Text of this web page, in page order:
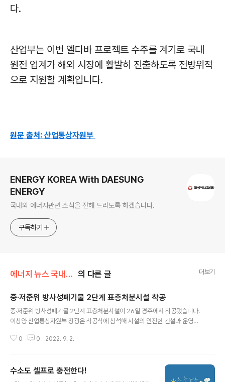
다.
산업부는 이번 엘다바 프로젝트 수주를 계기로 국내
원전 업계가 해외 시장에 활발히 진출하도록 전방위적
으로 지원할 계획입니다.
원문 출처: 산업통상자원부
ENERGY KOREA With DAESUNG
ENERGY
국내외 에너지관련 소식을 전해 드리도록 하겠습니다.
구독하기
에너지 뉴스 국내&해외 의 다른 글 더보기
중·저준위 방사성폐기물 2단계 표층처분시설 착공
중·저준위 방사성폐기물 2단계 표층처분시설이 26일 경주에서 착공됐습니다.
이창양 산업통상자원부 장광은 착공식에 참석해 시설의 안전한 건설과 운영을
설에 이은 국내 최초 저준위 이하 방사성폐기물 처분 시설로, 200ℓ 기준 12만
을 수용할 수 있습니다. 2단계 표층처분시설은 지표에 설치한 처분고에 방폐물
0 0 2022. 9. 2.
수소도 셀프로 충전한다!